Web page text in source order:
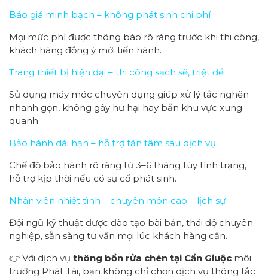
Báo giá minh bạch – không phát sinh chi phí
Mọi mức phí được thông báo rõ ràng trước khi thi công,
khách hàng đồng ý mới tiến hành.
Trang thiết bị hiện đại – thi công sạch sẽ, triệt để
Sử dụng máy móc chuyên dụng giúp xử lý tắc nghẽn
nhanh gọn, không gây hư hại hay bẩn khu vực xung
quanh.
Bảo hành dài hạn – hỗ trợ tận tâm sau dịch vụ
Chế độ bảo hành rõ ràng từ 3–6 tháng tùy tình trạng,
hỗ trợ kịp thời nếu có sự cố phát sinh.
Nhân viên nhiệt tình – chuyên môn cao – lịch sự
Đội ngũ kỹ thuật được đào tạo bài bản, thái độ chuyên
nghiệp, sẵn sàng tư vấn mọi lúc khách hàng cần.
👉 Với dịch vụ thông bồn rửa chén tại Cần Giuộc môi
trường Phát Tài, bạn không chỉ chọn dịch vụ thông tắc